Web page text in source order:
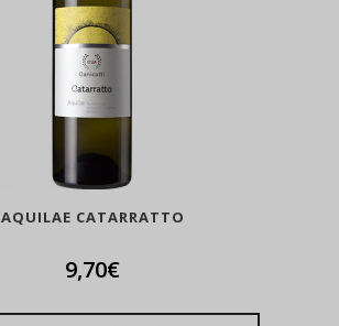
AQUILAE CATARRATTO
9,70€